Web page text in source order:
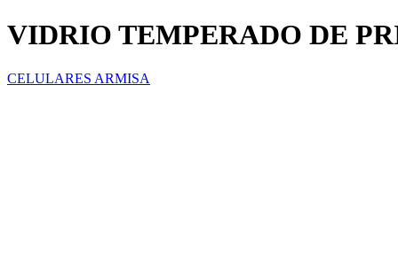
VIDRIO TEMPERADO DE
CELULARES ARMISA